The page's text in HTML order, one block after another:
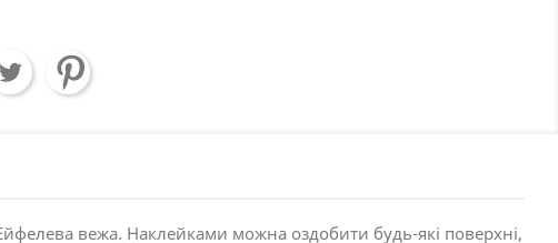
вежа. Наклейками можна оздобити будь-які поверхні,